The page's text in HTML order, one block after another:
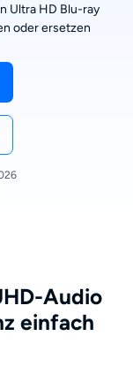
Ultra HD Blu-ray
oder ersetzen
Audio
einfach